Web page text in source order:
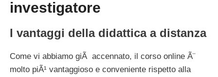
investigatore
I vantaggi della didattica a distanza
Come vi abbiamo giÃ accennato, il corso online Ã¨
molto piÃ¹ vantaggioso e conveniente rispetto alla